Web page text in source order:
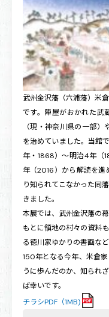
武州金沢藩（六浦藩）米
です。陣屋がおかれた武
（現・神奈川県の一部
を治めていました。当館
年・1868）～明治4年（
年（2016）から解読を
り知られてこなかった同
きました。
本展では、武州金沢藩の
もとに領地の村々の資料
る徳川家ゆかりの書画な
150年となる今年、米倉
うに歩んだのか、知られ
ば幸いです。
チラシPDF（1MB)